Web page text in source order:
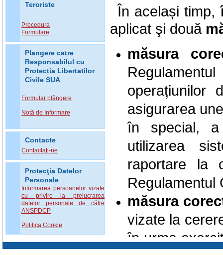
Teroriste
Procedura
Formulare
Plangere catre
Responsabilul cu
Protectia Libertatilor
Civile SUA
Formular plângere
Notă de Informare
Contacte
Contactaţi-ne
Protecţia Datelor
Personale
Informarea persoanelor vizate
cu privire la prelucrarea
datelor personale de către
ANSPDCP
Politica Cookie
În același timp,
aplicat şi două
măsura
operațiunilor
asigurarea
în special, a
utilizarea
raportare la
Regulamentul
măsura
vizate la
în urma